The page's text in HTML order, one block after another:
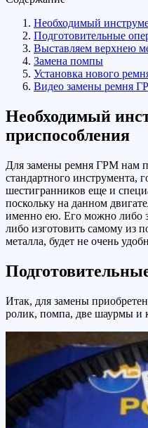
Необходимый
Подготовительные
Выставляем верхнею
Замена помпы
Установка нового
Видео замены ремня
Необходимый
приспособления
Для замены ремня ГРМ нам
стандартного инструмента,
шестигранников еще и
поскольку на данном
именно ею. Его можно либо
либо изготовить самому из
металла, будет не очень
Итак, для замены
ролик, помпа, две шаурмы и